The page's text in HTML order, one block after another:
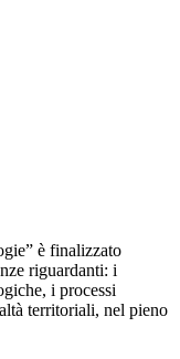
è finalizzato
riguardanti: i
i processi
territoriali, nel pieno